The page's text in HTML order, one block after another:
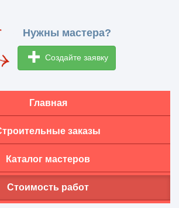
Нужны мастера?
Создайте заявку
Главная
заказы
Каталог мастеров
Стоимость работ